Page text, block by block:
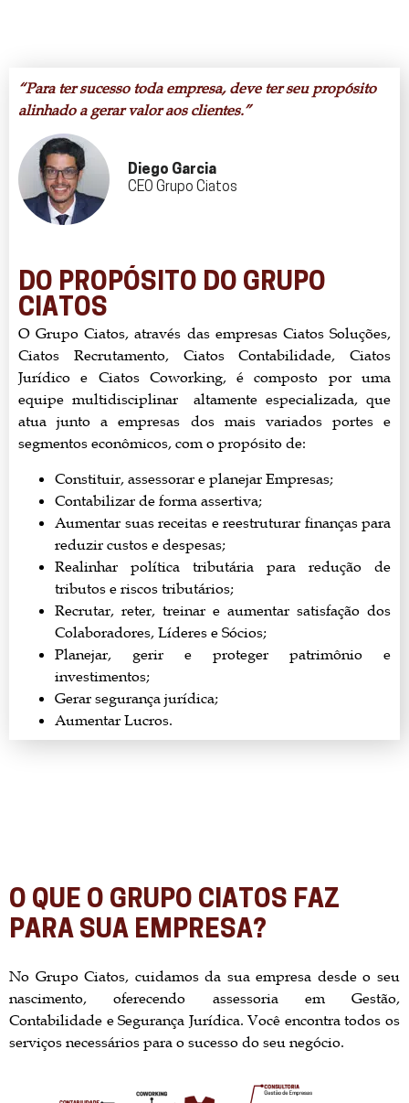
“Para ter sucesso toda empresa, deve ter seu propósito
alinhado a gerar valor aos clientes.”
Diego Garcia
CEO Grupo Ciatos
DO PROPÓSITO DO GRUPO
CIATOS
O Grupo Ciatos, através das empresas Ciatos Soluções,
Ciatos Recrutamento, Ciatos Contabilidade, Ciatos
Jurídico e Ciatos Coworking, é composto por uma
equipe multidisciplinar altamente especializada, que
atua junto a empresas dos mais variados portes e
segmentos econômicos, com o propósito de:
Constituir, assessorar e planejar Empresas;
Contabilizar de forma assertiva;
Aumentar suas receitas e reestruturar finanças para
reduzir custos e despesas;
Realinhar política tributária para redução de
tributos e riscos tributários;
Recrutar, reter, treinar e aumentar satisfação dos
Colaboradores, Líderes e Sócios;
Planejar, gerir e proteger patrimônio e
investimentos;
Gerar segurança jurídica;
Aumentar Lucros.
O QUE O GRUPO CIATOS FAZ
PARA SUA EMPRESA?
No Grupo Ciatos, cuidamos da sua empresa desde o seu
nascimento, oferecendo assessoria em Gestão,
Contabilidade e Segurança Jurídica. Você encontra todos os
serviços necessários para o sucesso do seu negócio.